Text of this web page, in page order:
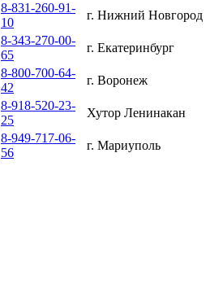
8-831-260-91-
10
г. Нижний Новгород
8-343-270-00-
65
г. Екатеринбург
8-800-700-64-
42
г. Воронеж
8-918-520-23-
25
Хутор Ленинакан
8-949-717-06-
56
г. Мариуполь